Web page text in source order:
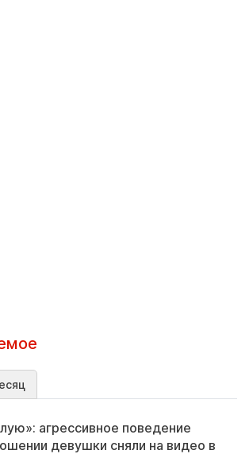
агрессивное поведение
девушки сняли на видео в